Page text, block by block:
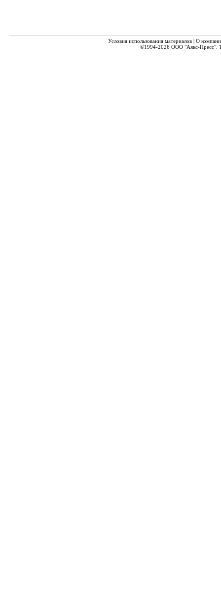
Условия использования материалов| О
©1994-2026 ООО "Аякс-Пресс".